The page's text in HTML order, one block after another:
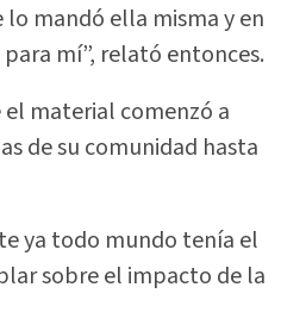
lo mandó ella misma y en
mí”, relató entonces.
material comenzó a
de su comunidad hasta
ya todo mundo tenía el
sobre el impacto de la